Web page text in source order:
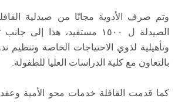
وتم صرف الأدوية مجانًا من صيدلية
الصيدلة ل ١٥٠٠ مستفيد، هذا
وتأهيلية لذوي الاحتياجات الخاصة وتنظيم
بالتعاون مع كلية الدراسات العليا للطفولة.
كما قدمت القافلة خدمات محو الأمية وعقد